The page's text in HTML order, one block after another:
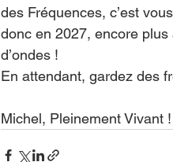
des Fréquences, c’est
donc en 2027, encore
d’ondes !
En attendant, gardez des
Michel, Pleinement Vivant !